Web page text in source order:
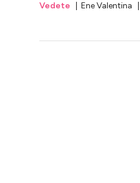
Vedete | Ene Valentina